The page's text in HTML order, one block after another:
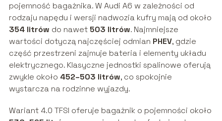
pojemność bagażnika. W Audi A6 w zależności od
rodzaju napędu i wersji nadwozia kufry mają od około
354 litrów do nawet 503 litrów. Najmniejsze
wartości dotyczą najczęściej odmian PHEV, gdzie
część przestrzeni zajmuje bateria i elementy układu
elektrycznego. Klasyczne jednostki spalinowe oferują
zwykle około 452–503 litrów, co spokojnie
wystarcza na rodzinne wyjazdy.
Wariant 4.0 TFSI oferuje bagażnik o pojemności około